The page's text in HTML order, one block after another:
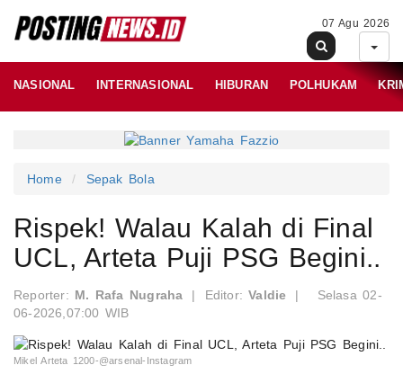
07 Agu 2026
NASIONAL INTERNASIONAL HIBURAN POLHUKAM
Home Sepak Bola
Rispek! Walau Kalah di Final
UCL, Arteta Puji PSG Begini..
Reporter: M. Rafa Nugraha | Editor:Valdie |
Selasa 02-
06-2026,07:00 WIB
Mikel Arteta 1200-@arsenal-Instagram